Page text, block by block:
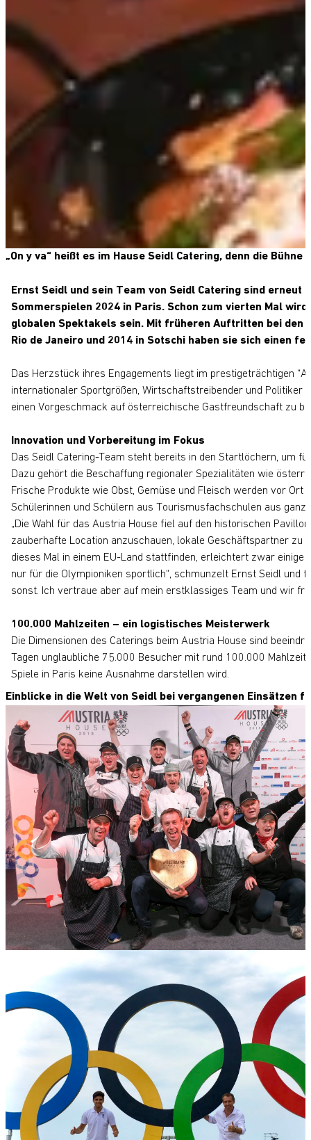
„On y va“ heißt es im Hause Seidl Catering, denn die
Ernst Seidl und sein Team von Seidl Catering sind erneut
Sommerspielen 2024 in Paris. Schon zum vierten Mal
globalen Spektakels sein. Mit früheren Auftritten bei den
Rio de Janeiro und 2014 in Sotschi haben sie sich einen
Das Herzstück ihres Engagements liegt im prestigeträchtigen
internationaler Sportgrößen, Wirtschaftstreibender und Politiker
einen Vorgeschmack auf österreichische Gastfreundschaft zu
Innovation und Vorbereitung im Fokus
Das Seidl Catering-Team steht bereits in den Startlöchern, um
Dazu gehört die Beschaffung regionaler Spezialitäten wie
Frische Produkte wie Obst, Gemüse und Fleisch werden vor
Schülerinnen und Schülern aus Tourismusfachschulen aus
„Die Wahl für das Austria House fiel auf den historischen
zauberhafte Location anzuschauen, lokale Geschäftspartner zu
dieses Mal in einem EU-Land stattfinden, erleichtert zwar
nur für die Olympioniken sportlich“, schmunzelt Ernst Seidl
sonst. Ich vertraue aber auf mein erstklassiges Team und wir
100.000 Mahlzeiten – ein logistisches Meisterwerk
Die Dimensionen des Caterings beim Austria House sind
Tagen unglaubliche 75.000 Besucher mit rund 100.000
Spiele in Paris keine Ausnahme darstellen wird.
Einblicke in die Welt von Seidl bei vergangenen Einsätzen